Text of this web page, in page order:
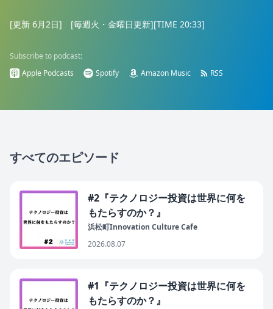
[更新 6月2日] [毎週火・金曜日更新][TIME 20:33]
Subscribe to podcast:
Apple Podcasts
Spotify Amazon Music RSS
すべてのエピソード
#2『テクノロジー投資は世界に何を
もたらすのか？』
浜松町Innovation Culture Cafe
2026.08.07
#1『テクノロジー投資は世界に何を
もたらすのか？』